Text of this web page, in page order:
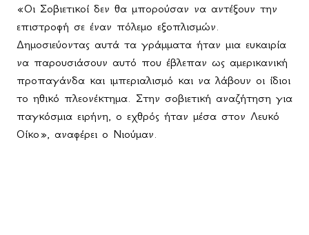
«Οι Σοβιετικοί δεν θα μπορούσαν να αντέξουν την
επιστροφή σε έναν πόλεμο εξοπλισμών.
Δημοσιεύοντας αυτά τα γράμματα ήταν μια ευκαιρία
να παρουσιάσουν αυτό που έβλεπαν ως αμερικανική
προπαγάνδα και ιμπεριαλισμό και να λάβουν οι ίδιοι
το ηθικό πλεονέκτημα. Στην σοβιετική αναζήτηση για
παγκόσμια ειρήνη, ο εχθρός ήταν μέσα στον Λευκό
Οίκο», αναφέρει ο Νιούμαν.